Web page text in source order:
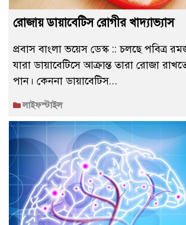
রোজায় ডায়াবেটিস রোগীর খাদ্যাভ্যাস
প্রবাস বাংলা ভয়েস ডেস্ক :: চলছে পবিত্র
যারা ডায়াবেটিসে আক্রান্ত তারা রোজা
পান। কেননা ডায়াবেটিস…
লাইফস্টাইল